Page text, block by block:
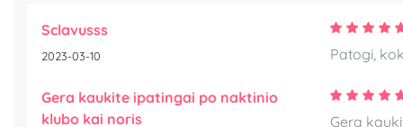
Sclavusss
2023-03-10 Patogi,
Gera kaukite ipatingai po naktinio
klubo kai noris
Gera